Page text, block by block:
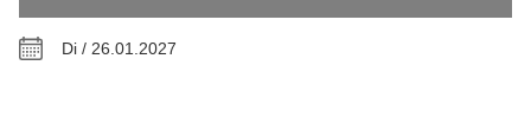
Di / 26.01.2027